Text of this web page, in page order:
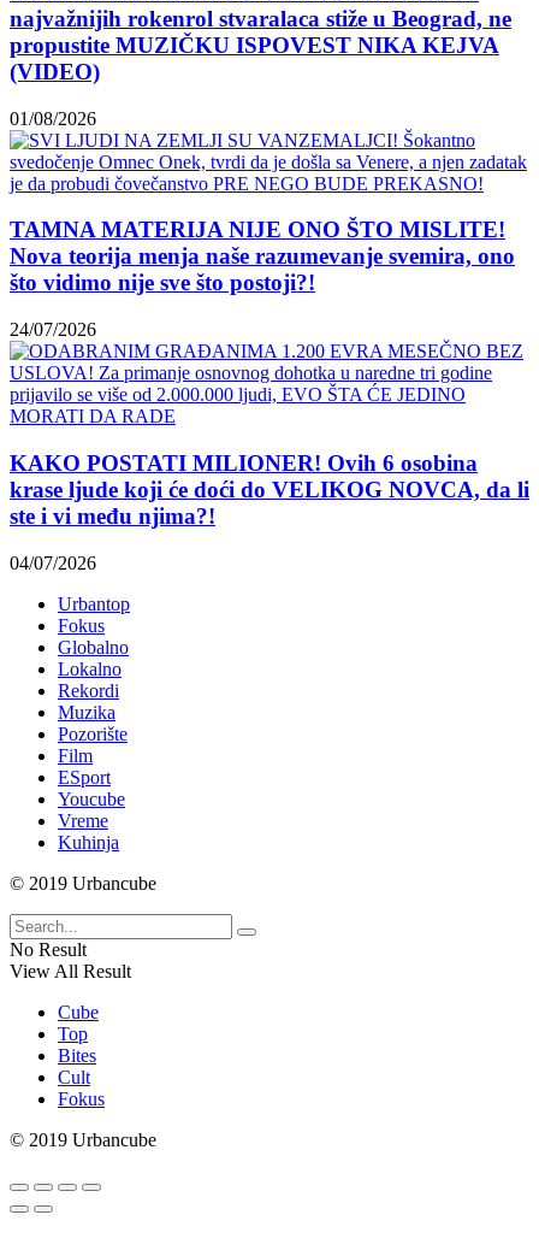
najvažnijih rokenrol stvaralaca stiže u Beograd, ne
propustite MUZIČKU ISPOVEST NIKA KEJVA
(VIDEO)
01/08/2026
TAMNA MATERIJA NIJE ONO ŠTO MISLITE!
Nova teorija menja naše razumevanje svemira, ono
što vidimo nije sve što postoji?!
24/07/2026
KAKO POSTATI MILIONER! Ovih 6 osobina
krase ljude koji će doći do VELIKOG NOVCA, da li
ste i vi među njima?!
04/07/2026
Urbantop
Fokus
Globalno
Lokalno
Rekordi
Muzika
Pozorište
Film
ESport
Youcube
Vreme
Kuhinja
© 2019 Urbancube
No Result
View All Result
Cube
Top
Bites
Cult
Fokus
© 2019 Urbancube